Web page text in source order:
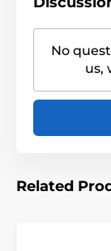
Detaily
• Materiál:
• Kámen:
• Tvar
• Velikost
Náušnice
všechny,
sebe kousek
No
us,
Related